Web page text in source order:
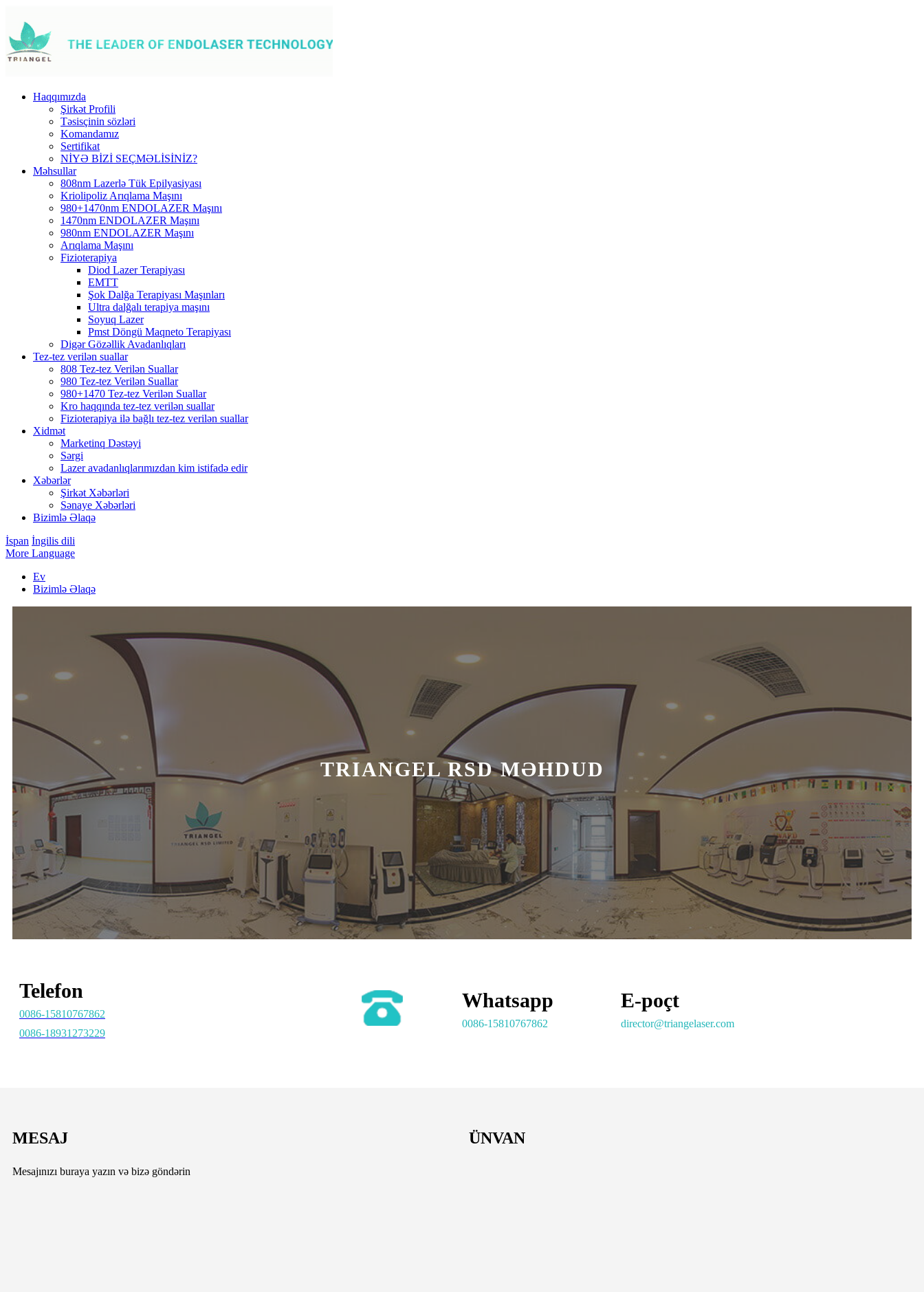
Haqqımızda
Şirkət Profili
Təsisçinin sözləri
Komandamız
Sertifikat
NİYƏ BİZİ SEÇMƏLİSİNİZ?
Məhsullar
808nm Lazerlə Tük Epilyasiyası
Kriolipoliz Arıqlama Maşını
980+1470nm ENDOLAZER Maşını
1470nm ENDOLAZER Maşını
980nm ENDOLAZER Maşını
Arıqlama Maşını
Fizioterapiya
Diod Lazer Terapiyası
EMTT
Şok Dalğa Terapiyası Maşınları
Ultra dalğalı terapiya maşını
Soyuq Lazer
Pmst Döngü Maqneto Terapiyası
Digər Gözəllik Avadanlıqları
Tez-tez verilən suallar
808 Tez-tez Verilən Suallar
980 Tez-tez Verilən Suallar
980+1470 Tez-tez Verilən Suallar
Kro haqqında tez-tez verilən suallar
Fizioterapiya ilə bağlı tez-tez verilən suallar
Xidmət
Marketinq Dəstəyi
Sərgi
Lazer avadanlıqlarımızdan kim istifadə edir
Xəbərlər
Şirkət Xəbərləri
Sənaye Xəbərləri
Bizimlə Əlaqə
İspan İngilis dili
More Language
Ev
Bizimlə Əlaqə
TRIANGEL RSD MƏHDUD
Telefon
0086-15810767862
0086-18931273229
Whatsapp
0086-15810767862
E-poçt
director@triangelaser.com
MESAJ ÜNVAN
Mesajınızı buraya yazın və bizə göndərin